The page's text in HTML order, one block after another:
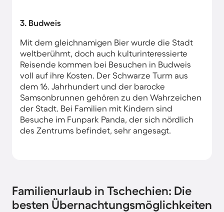
3. Budweis
Mit dem gleichnamigen Bier wurde die Stadt
weltberühmt, doch auch kulturinteressierte
Reisende kommen bei Besuchen in Budweis
voll auf ihre Kosten. Der Schwarze Turm aus
dem 16. Jahrhundert und der barocke
Samsonbrunnen gehören zu den Wahrzeichen
der Stadt. Bei Familien mit Kindern sind
Besuche im Funpark Panda, der sich nördlich
des Zentrums befindet, sehr angesagt.
Familienurlaub in Tschechien: Die
besten Übernachtungsmöglichkeiten